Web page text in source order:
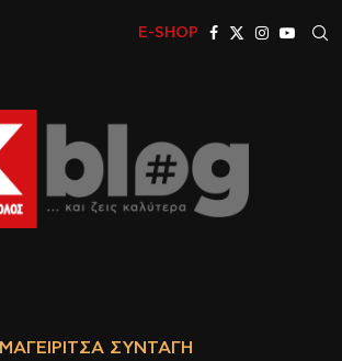
E-SHOP
ΜΑΓΕΙΡΊΤΣΑ ΣΥΝΤΑΓΉ